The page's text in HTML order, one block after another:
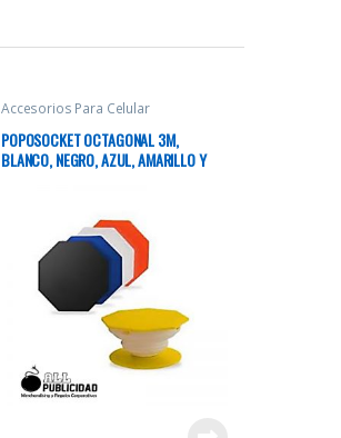
Accesorios Para Celular
POPOSOCKET OCTAGONAL 3M,
BLANCO, NEGRO, AZUL, AMARILLO Y